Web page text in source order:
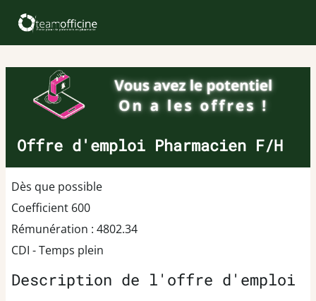
Offre d'emploi Pharmacien F/H
Dès que possible
Coefficient 600
Rémunération : 4802.34
CDI - Temps plein
Description de l'offre d'emploi